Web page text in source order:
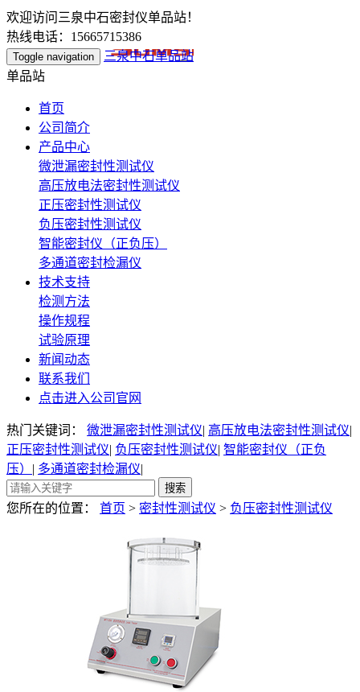
欢迎访问三泉中石密封仪单品站！
热线电话：15665715386
Toggle navigation
三泉中石单品站
单品站
首页
公司简介
产品中心
微泄漏密封性测试仪
高压放电法密封性测试仪
正压密封性测试仪
负压密封性测试仪
智能密封仪（正负压）
多通道密封检漏仪
技术支持
检测方法
操作规程
试验原理
新闻动态
联系我们
点击进入公司官网
热门关键词： 微泄漏密封性测试仪| 高压放电法密封性测试仪|
正压密封性测试仪| 负压密封性测试仪| 智能密封仪（正负
压） | 多通道密封检漏仪|
您所在的位置： 首页 > 密封性测试仪 > 负压密封性测试仪